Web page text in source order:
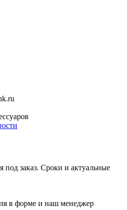
под заказ. Сроки и актуальные
в форме и наш менеджер